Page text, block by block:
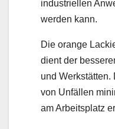
industriellen
werden kann.
Die orange
dient der
und
von Unfällen
am Arbeitsplatz